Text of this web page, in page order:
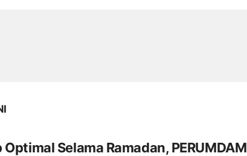
Optimal Selama Ramadan, PERUMDAM